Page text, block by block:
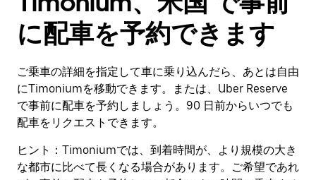
に配車を予約できます
ご乗車の詳細を指定して車に乗り込んだら、あとは自由
にTimoniumを移動できます。または、Uber Reserve
で事前に配車を予約しましょう。90 日前からいつでも
配車をリクエストできます。
ヒント： Timoniumでは、到着時間が、より規模の大き
な都市に比べて長くなる場合があります。ご希望であれ